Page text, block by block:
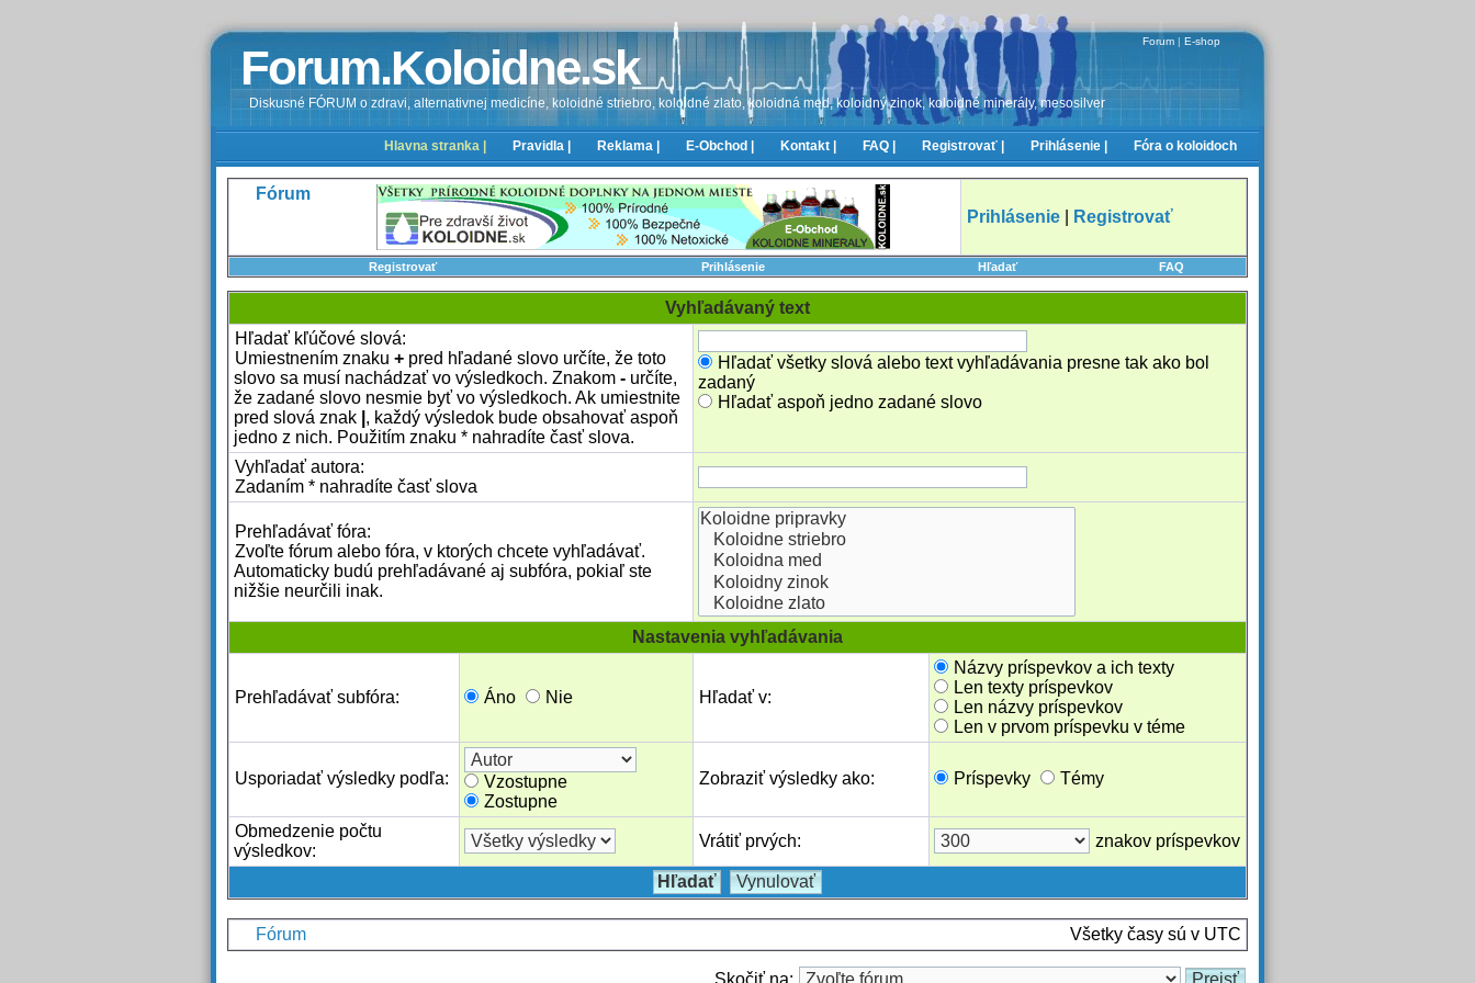
Forum.Koloidne.sk
Diskusné FÓRUM o zdravi, alternativnej medicíne, koloidné striebro, koloidné zlato, koloidná med, koloidný zinok, koloidné minerály, mesosilver
Forum | E-shop
Hlavna stranka | Pravidla | Reklama | E-Obchod | Kontakt | FAQ | Registrovať | Prihlásenie | Fóra o koloidoch
Fórum
Prihlásenie
Registrovať
Registrovať Prihlásenie Hľadať FAQ
Vyhľadávaný text
Hľadať kľúčové slová:
Umiestnením znaku + pred hľadané slovo určíte, že toto
slovo sa musí nachádzať vo výsledkoch. Znakom - určíte,
že zadané slovo nesmie byť vo výsledkoch. Ak umiestnite
pred slová znak , každý výsledok bude obsahovať aspoň
jedno z nich. Použitím znaku * nahradíte časť slova.
Hľadať všetky slová alebo text vyhľadávania presne tak ako bol
zadaný
Hľadať aspoň jedno zadané slovo
Vyhľadať autora:
Zadaním * nahradíte časť slova
Prehľadávať fóra:
Zvoľte fórum alebo fóra, v ktorých chcete vyhľadávať.
Automaticky budú prehľadávané aj subfóra, pokiaľ ste
nižšie neurčili inak.
Nastavenia vyhľadávania
Prehľadávať subfóra: Áno Nie Hľadať v:
Názvy príspevkov a ich texty
Len texty príspevkov
Len názvy príspevkov
Len v prvom príspevku v téme
Usporiadať výsledky podľa:
Vzostupne
Zostupne
Zobraziť výsledky ako: Príspevky Témy
Obmedzenie počtu
výsledkov:
Vrátiť prvých: znakov príspevkov
Fórum Všetky časy sú v UTC
Skočiť na: